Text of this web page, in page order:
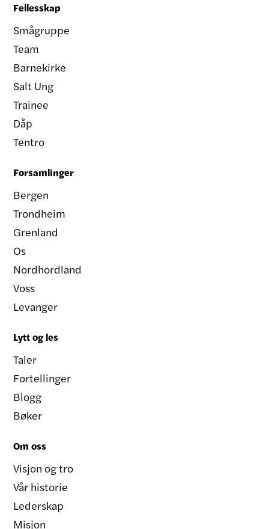
Fellesskap
Smågruppe
Team
Barnekirke
Salt Ung
Trainee
Dåp
Tentro
Forsamlinger
Bergen
Trondheim
Grenland
Os
Nordhordland
Voss
Levanger
Lytt og les
Taler
Fortellinger
Blogg
Bøker
Om oss
Visjon og tro
Vår historie
Lederskap
Misjon